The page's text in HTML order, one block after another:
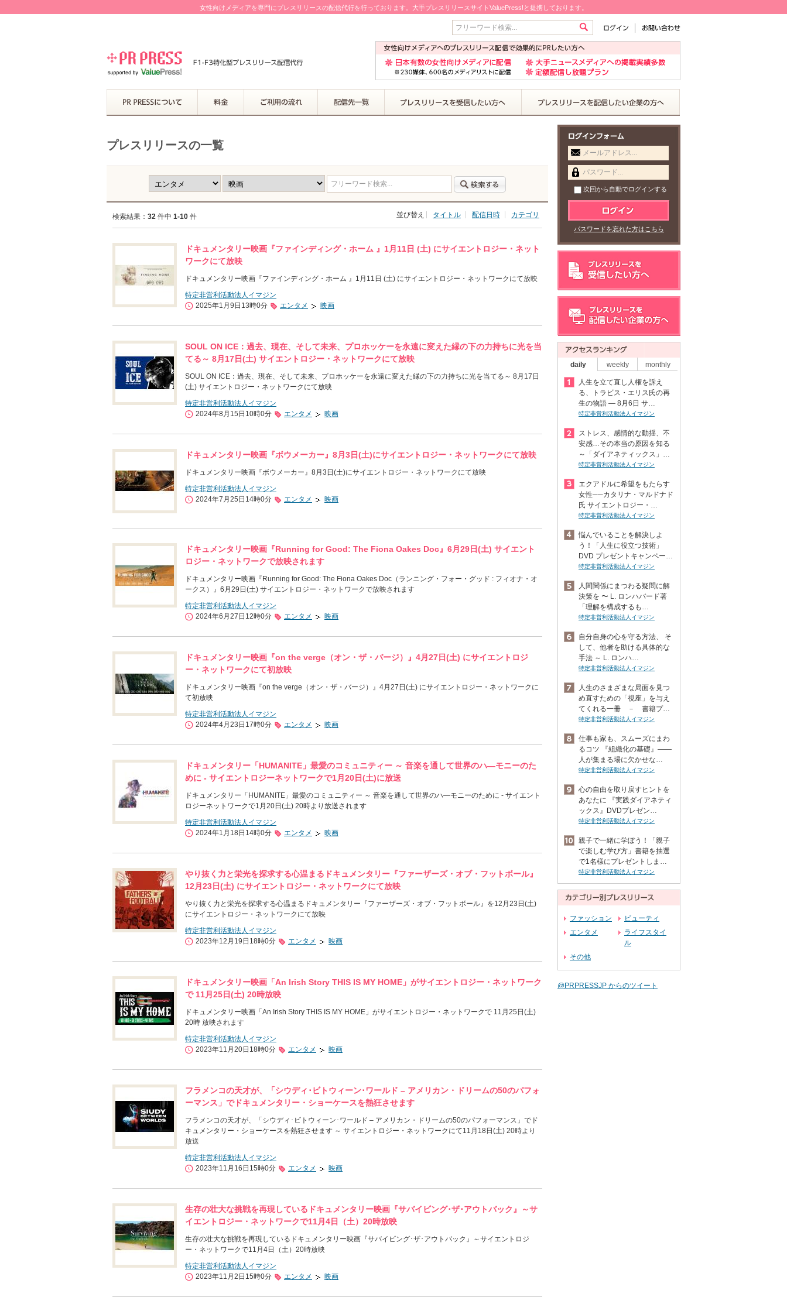
女性向けメディアを専門にプレスリリースの配信代行を行っております。大手プレスリリースサイトValuePress!と提携しております。
フリーワード検索...
プレスリリースの一覧
フリーワード検索...
検索結果： 32 件中 1-10 件 並び替え タイトル 配信日時 カテゴリ
ドキュメンタリー映画『ファインディング・ホーム 』1月11日 (土) にサイエントロジー・ネット
ワークにて放映
ドキュメンタリー映画『ファインディング・ホーム 』1月11日 (土) にサイエントロジー・ネットワークにて放映
特定非営利活動法人イマジン
2025年1月9日13時0分
エンタメ 映画
SOUL ON ICE：過去、現在、そして未来、プロホッケーを永遠に変えた縁の下の力持ちに光を当
てる～ 8月17日(土) サイエントロジー・ネットワークにて放映
SOUL ON ICE：過去、現在、そして未来、プロホッケーを永遠に変えた縁の下の力持ちに光を当てる～ 8月17日
(土) サイエントロジー・ネットワークにて放映
特定非営利活動法人イマジン
2024年8月15日10時0分
エンタメ 映画
ドキュメンタリー映画『ボウメーカー』8月3日(土)にサイエントロジー・ネットワークにて放映
ドキュメンタリー映画『ボウメーカー』8月3日(土)にサイエントロジー・ネットワークにて放映
特定非営利活動法人イマジン
2024年7月25日14時0分
エンタメ 映画
ドキュメンタリー映画『Running for Good: The Fiona Oakes Doc』6月29日(土) サイエント
ロジー・ネットワークで放映されます
ドキュメンタリー映画『Running for Good: The Fiona Oakes Doc（ランニング・フォー・グッド : フィオナ・オ
ークス）』6月29日(土) サイエントロジー・ネットワークで放映されます
特定非営利活動法人イマジン
2024年6月27日12時0分
エンタメ 映画
ドキュメンタリー映画『on the verge（オン・ザ・バージ）』4月27日(土) にサイエントロジ
ー・ネットワークにて初放映
ドキュメンタリー映画『on the verge（オン・ザ・バージ）』4月27日(土) にサイエントロジー・ネットワークに
て初放映
特定非営利活動法人イマジン
2024年4月23日17時0分
エンタメ 映画
ドキュメンタリー「HUMANITE」最愛のコミュニティー ～ 音楽を通して世界のハ―モニーのた
めに - サイエントロジーネットワークで1月20日(土)に放送
ドキュメンタリー「HUMANITE」最愛のコミュニティー ～ 音楽を通して世界のハ―モニーのために - サイエント
ロジーネットワークで1月20日(土) 20時より放送されます
特定非営利活動法人イマジン
2024年1月18日14時0分
エンタメ 映画
やり抜く力と栄光を探求する心温まるドキュメンタリー『ファーザーズ・オブ・フットボール』
12月23日(土) にサイエントロジー・ネットワークにて放映
やり抜く力と栄光を探求する心温まるドキュメンタリー『ファーザーズ・オブ・フットボール』を12月23日(土)
にサイエントロジー・ネットワークにて放映
特定非営利活動法人イマジン
2023年12月19日18時0分
エンタメ 映画
ドキュメンタリー映画「An Irish Story THIS IS MY HOME」がサイエントロジー・ネットワーク
で 11月25日(土) 20時放映
ドキュメンタリー映画「An Irish Story THIS IS MY HOME」がサイエントロジー・ネットワークで 11月25日(土)
20時 放映されます
特定非営利活動法人イマジン
2023年11月20日18時0分
エンタメ 映画
フラメンコの天才が、「シウディ･ビトウィーン･ワールド – アメリカン・ドリームの50のパフォ
ーマンス」でドキュメンタリー・ショーケースを熱狂させます
フラメンコの天才が、「シウディ･ビトウィーン･ワールド – アメリカン・ドリームの50のパフォーマンス」でド
キュメンタリー・ショーケースを熱狂させます ～ サイエントロジー・ネットワークにて11月18日(土) 20時より
放送
特定非営利活動法人イマジン
2023年11月16日15時0分
エンタメ 映画
生存の壮大な挑戦を再現しているドキュメンタリー映画『サバイビング･ザ･アウトバック』～サ
イエントロジー・ネットワークで11月4日（土）20時放映
生存の壮大な挑戦を再現しているドキュメンタリー映画『サバイビング･ザ･アウトバック』～サイエントロジ
ー・ネットワークで11月4日（土）20時放映
特定非営利活動法人イマジン
2023年11月2日15時0分
エンタメ 映画
メールアドレス...
パスワード...
次回から自動でログインする
パスワードを忘れた方はこちら
daily weekly monthly
人生を立て直し人権を訴え
る、トラビス・エリス氏の再
生の物語 ― 8月6日 サ…
特定非営利活動法人イマジン
ストレス、感情的な動揺、不
安感…その本当の原因を知る
～「ダイアネティックス」…
特定非営利活動法人イマジン
エクアドルに希望をもたらす
女性──カタリナ・マルドナド
氏 サイエントロジー・…
特定非営利活動法人イマジン
悩んでいることを解決しよ
う！「人生に役立つ技術」
DVD プレゼントキャンペー…
特定非営利活動法人イマジン
人間関係にまつわる疑問に解
決策を 〜 L. ロンハバード著
「理解を構成するも…
特定非営利活動法人イマジン
自分自身の心を守る方法、 そ
して、他者を助ける具体的な
手法 ～ L. ロンハ…
特定非営利活動法人イマジン
人生のさまざまな局面を見つ
め直すための「視座」を与え
てくれる一冊 － 書籍プ…
特定非営利活動法人イマジン
仕事も家も、スムーズにまわ
るコツ 『組織化の基礎』――
人が集まる場に欠かせな…
特定非営利活動法人イマジン
心の自由を取り戻すヒントを
あなたに 『実践ダイアネティ
ックス』DVDプレゼン…
特定非営利活動法人イマジン
親子で一緒に学ぼう！「親子
で楽しむ学び方」書籍を抽選
で1名様にプレゼントしま…
特定非営利活動法人イマジン
ファッション
ビューティ
エンタメ
ライフスタイ
ル
その他
@PRPRESSJP からのツイート